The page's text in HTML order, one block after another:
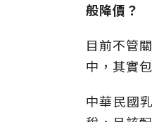
般降價？
目前不管
中，其實
中華民國